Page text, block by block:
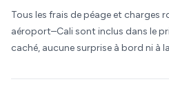
Tous les frais de péage et charges
aéroport–Cali sont inclus dans le
caché, aucune surprise à bord ni à